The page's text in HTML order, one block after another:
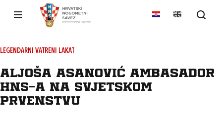
LEGENDARNI VATRENI LAKAT
Aljoša Asanović ambasador
HNS-a na Svjetskom
prvenstvu